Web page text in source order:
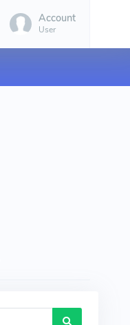
Account
User